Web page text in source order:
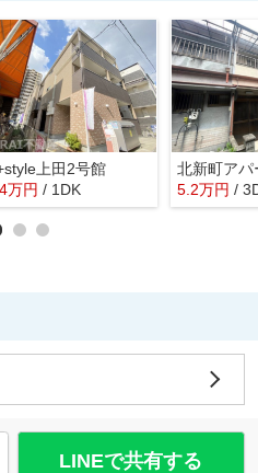
上田2号館
万円 / 1DK
北新町アパ
5.2万円 /
LINEで共有する